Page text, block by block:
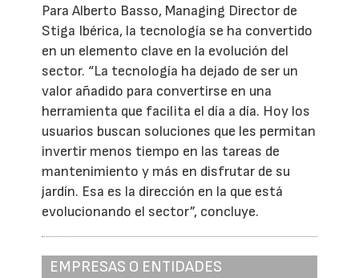
Para Alberto Basso, Managing Director de
Stiga Ibérica, la tecnología se ha convertido
en un elemento clave en la evolución del
sector. “La tecnología ha dejado de ser un
valor añadido para convertirse en una
herramienta que facilita el día a día. Hoy los
usuarios buscan soluciones que les permitan
invertir menos tiempo en las tareas de
mantenimiento y más en disfrutar de su
jardín. Esa es la dirección en la que está
evolucionando el sector”, concluye.
EMPRESAS O ENTIDADES